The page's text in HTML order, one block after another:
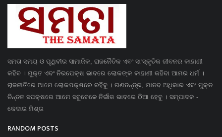
ସମତା ସମୟ ଓ ପୃଥିବୀର ସାମାଜିକ, ରାଜନୈତିକ ଏବଂ ସାଂସ୍କୃତିକ ଜୀବନର କାହାଣୀ
କହିବ । ମୁକ୍ତ ଏବଂ ନିରପେକ୍ଷ ଭାବରେ ଲୋକଙ୍କ କାହାଣୀ କହିବା ଆମର ଧର୍ମ ।
ରାଜନୀତିରେ ଆମେ ଲୋକପକ୍ଷରେ ରହିବୁ । ଗଣତନ୍ତ୍ର, ମାନବ ଅଧିକାର ଏବଂ ମୁକ୍ତ
ଚିନ୍ତନ ସପକ୍ଷରେ ଆମେ ସବୁବେଳେ ନିର୍ଭୀକ ଭାବରେ ଠିଆ ହେବୁ । ସମ୍ପାଦକ -
କେଦାର ମିଶ୍ର
RANDOM POSTS